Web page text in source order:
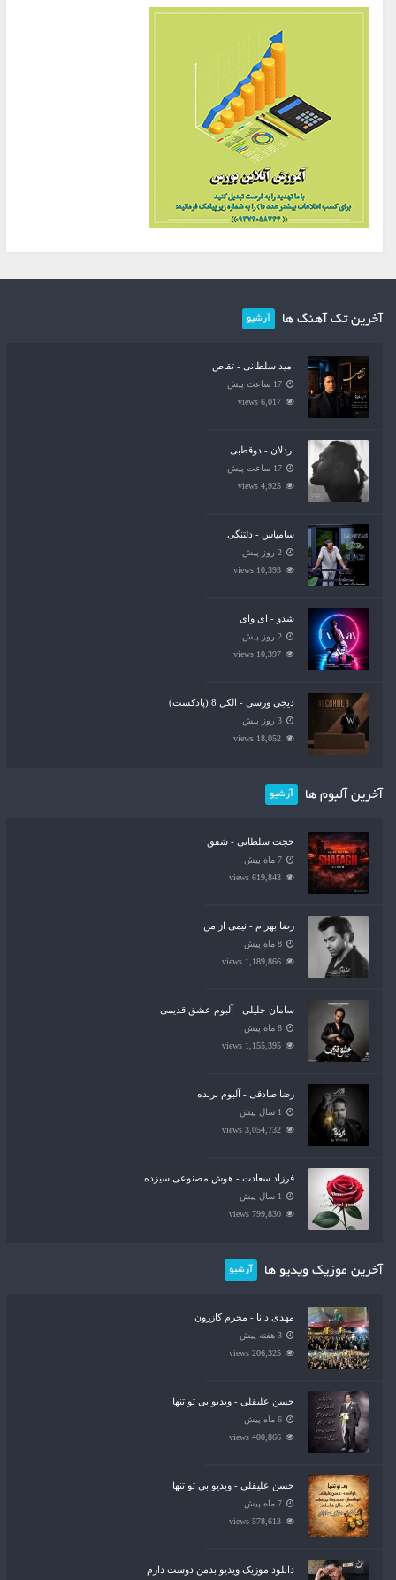
آخرین تک آهنگ ها آرشیو
امید سلطانی - تقاص
17 ساعت پیش
6,017 views
اردلان - دوقطبی
17 ساعت پیش
4,925 views
سامیاس - دلتنگی
2 روز پیش
10,393 views
شدو - ای وای
2 روز پیش
10,397 views
دیجی ورسی - الکل 8 (پادکست)
3 روز پیش
18,052 views
آخرین آلبوم ها آرشیو
حجت سلطانی - شفق
7 ماه پیش
619,843 views
رضا بهرام - نیمی از من
8 ماه پیش
1,189,866 views
سامان جلیلی - آلبوم عشق قدیمی
8 ماه پیش
1,155,395 views
رضا صادقی - آلبوم برنده
1 سال پیش
3,054,732 views
فرزاد سعادت - هوش مصنوعی سیزده
1 سال پیش
799,830 views
آخرین موزیک ویدیو ها آرشیو
مهدی دانا - محرم کازرون
3 هفته پیش
206,325 views
حسن علیقلی - ویدیو بی تو تنها
6 ماه پیش
400,866 views
حسن علیقلی - ویدیو بی تو تنها
7 ماه پیش
578,613 views
دانلود موزیک ویدیو بدمن دوست دارم